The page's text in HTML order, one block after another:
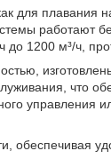
для плавания
работают
1200 м³/ч,
что
управления
обеспечивая